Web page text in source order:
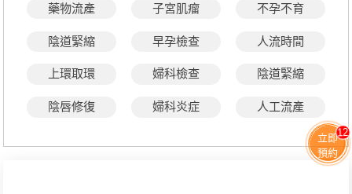
藥物流產 子宮肌瘤 不孕不育
陰道緊縮 早孕檢查 人流時間
上環取環 婦科檢查 陰道緊縮
陰唇修復 婦科炎症 人工流產
立即
預約
12